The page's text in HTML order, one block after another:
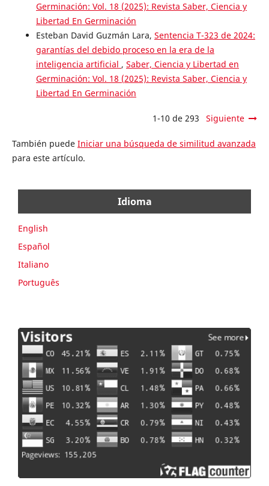
Germinación: Vol. 18 (2025): Revista Saber, Ciencia y
Libertad En Germinación
Esteban David Guzmán Lara, Sentencia T-323 de 2024:
garantías del debido proceso en la era de la
inteligencia artificial , Saber, Ciencia y Libertad en
Germinación: Vol. 18 (2025): Revista Saber, Ciencia y
Libertad En Germinación
1-10 de 293 Siguiente
También puede Iniciar una búsqueda de similitud avanzada
para este artículo.
Idioma
English
Español
Italiano
Português